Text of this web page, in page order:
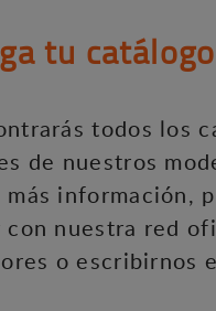
tu
todos los
de nuestros
información,
nuestra red
o escribirnos